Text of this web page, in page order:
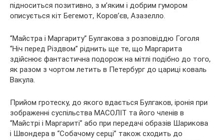
підноситься позитивно, з м’яким і добрим гумором
описується кіт Бегемот, Коров’єв, Азазелло.
“Майстра і Маргариту” Булгакова з розповіддю Гоголя
“Ніч перед Різдвом” ріднить ще те, що Маргарита
здійснює фантастична подорож на мітлі подібно до того,
як разом з чортом летить в Петербург до цариці коваль
Вакула.
Прийом гротеску, до якого вдається Булгаков, іронія при
зображенні суспільства МАСОЛІТ та його членів в
“Майстрі і Маргариті” або при передачі образів Шарикова
і Швондера в “Собачому серці” також сходить до